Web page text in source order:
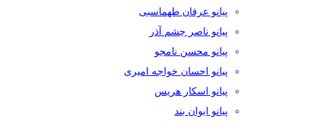
پیانو عرفان طهماسبی
پیانو ناصر چشم آذر
پیانو محسن نامجو
پیانو احسان خواجه امیری
پیانو اسکار هریس
پیانو ایوان بند